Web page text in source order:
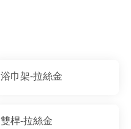
浴巾架-拉絲金
雙桿-拉絲金